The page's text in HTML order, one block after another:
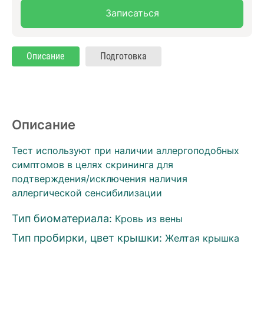
Записаться
Описание Подготовка
Описание
Тест используют при наличии аллергоподобных
симптомов в целях скрининга для
подтверждения/исключения наличия
аллергической сенсибилизации
Тип биоматериала: Кровь из вены
Тип пробирки, цвет крышки: Желтая крышка